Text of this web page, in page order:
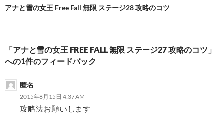
ビ
ゲ
ー
シ
ョ
ン
アナと雪の女王 Free Fall 無限 ステージ28 攻略のコツ
「アナと雪の女王 FREE FALL 無限 ステージ27 攻略のコツ」
への1件のフィードバック
匿名
2015年8月15日 4:37 AM
攻略法お願いします